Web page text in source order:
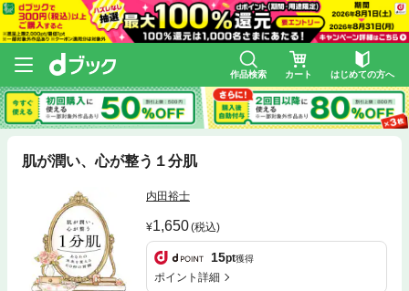
作品検索 カート はじめての方へ
肌が潤い、心が整う１分肌
内田裕士
1,650(税込)
15pt獲得
ポイント詳細